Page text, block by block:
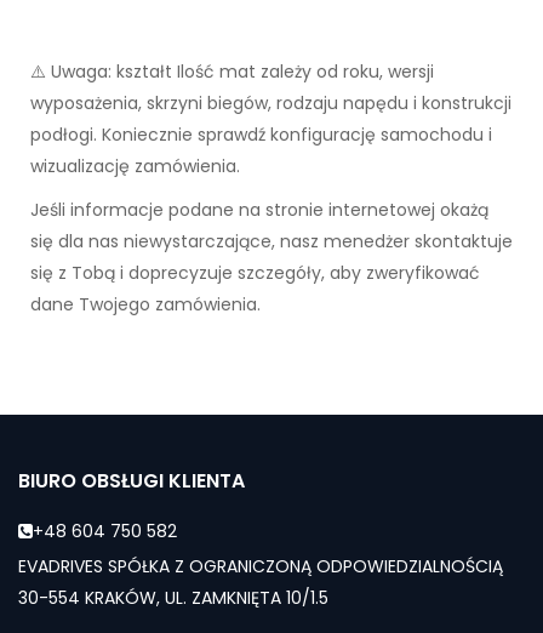
⚠️ Uwaga: kształt Ilość mat zależy od roku, wersji
wyposażenia, skrzyni biegów, rodzaju napędu i konstrukcji
podłogi. Koniecznie sprawdź konfigurację samochodu i
wizualizację zamówienia.
Jeśli informacje podane na stronie internetowej okażą
się dla nas niewystarczające, nasz menedżer skontaktuje
się z Tobą i doprecyzuje szczegóły, aby zweryfikować
dane Twojego zamówienia.
BIURO OBSŁUGI KLIENTA
+48 604 750 582
EVADRIVES SPÓŁKA Z OGRANICZONĄ ODPOWIEDZIALNOŚCIĄ
30-554 KRAKÓW, UL. ZAMKNIĘTA 10/1.5